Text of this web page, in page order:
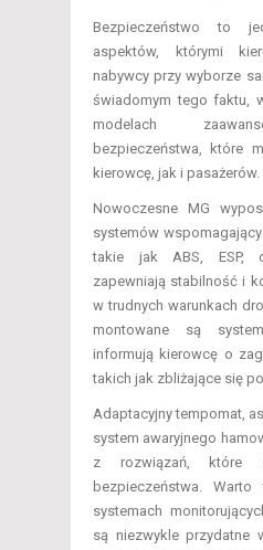
Bezpieczeństwo to
aspektów, którymi
nabywcy przy wyborze
świadomym tego faktu,
modelach
bezpieczeństwa, które
kierowcę, jak i pasażerów.
Nowoczesne MG
systemów
takie jak ABS, ESP,
zapewniają stabilność i
w trudnych warunkach
montowane są
informują kierowcę o
takich jak zbliżające się
Adaptacyjny tempomat,
system awaryjnego
z rozwiązań, które
bezpieczeństwa.
systemach
są niezwykle przydatne